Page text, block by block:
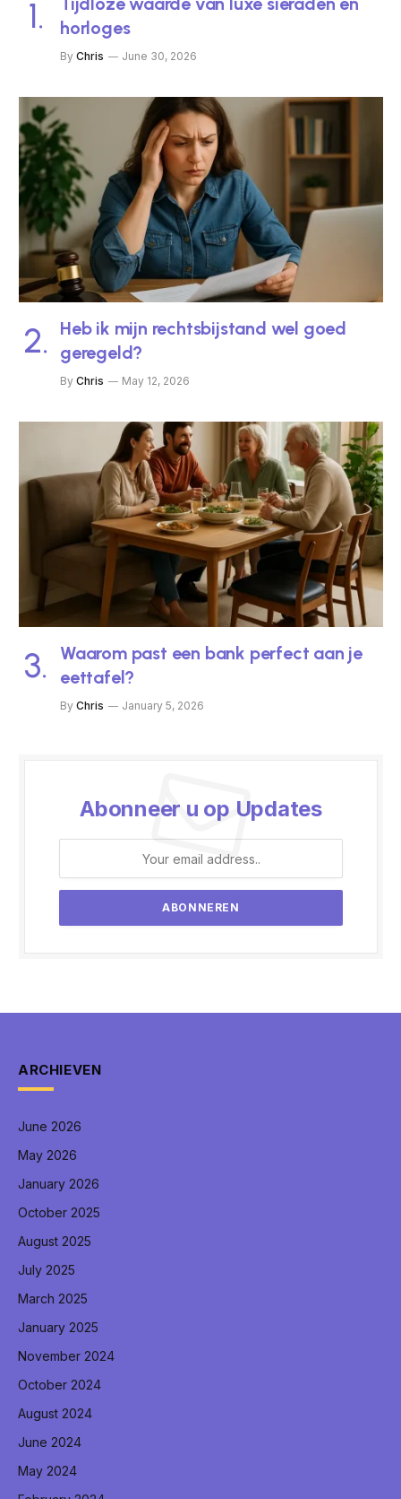
horloges
By Chris June 30, 2026
Heb ik mijn rechtsbijstand wel goed
geregeld?
By Chris May 12, 2026
Waarom past een bank perfect aan je
eettafel?
By Chris January 5, 2026
Abonneer u op Updates
ARCHIEVEN
June 2026
May 2026
January 2026
October 2025
August 2025
July 2025
March 2025
January 2025
November 2024
October 2024
August 2024
June 2024
May 2024